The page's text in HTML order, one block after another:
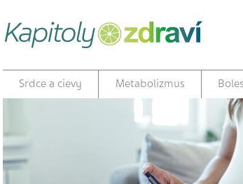
Srdce a cievy Metabolizmus